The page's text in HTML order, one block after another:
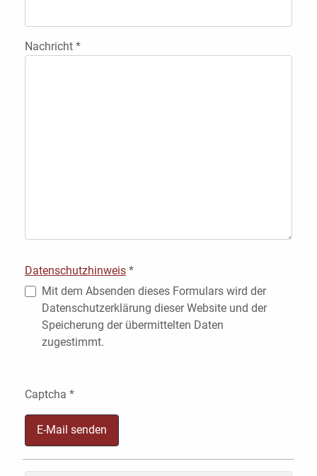
Nachricht *
Datenschutzhinweis *
Datenschutzhinweis
Mit dem Absenden dieses Formulars wird der
Datenschutzerklärung dieser Website und der
Speicherung der übermittelten Daten
zugestimmt.
Captcha *
E-Mail senden